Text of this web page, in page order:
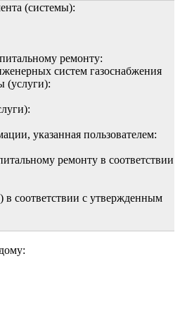
(системы):
ремонту:
систем газоснабжения
(услуги):
указанная пользователем:
ремонту в соответствии
в соответствии с утвержденным